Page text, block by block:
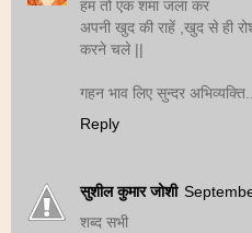
हम तो एक शमा जला कर
अपनी खुद की राहें ,खुद से ही
करने चले ||
गहन भाव लिए सुन्दर अभिव्यक्ति...
Reply
सुशील कुमार जोशी
शब्द सभी